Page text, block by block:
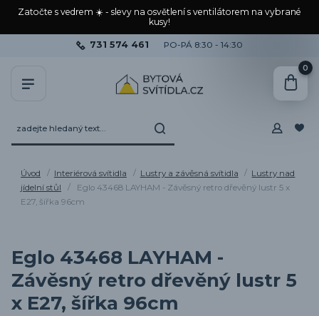
Zatočte s vedrem ☀️ - slevy na osvětlení s ventilátorem na vybrané
kusy!
731 574 461 PO-PÁ 8:30 - 14:30
0
Úvod Interiérová svítidla Lustry a závěsná svítidla
Lustry nad
jídelní stůl
Eglo 43468 LAYHAM - Závěsný retro dřevěný lustr 5 x
E27, šířka 96cm
Eglo 43468 LAYHAM -
Závěsný retro dřevěný lustr 5
x E27, šířka 96cm